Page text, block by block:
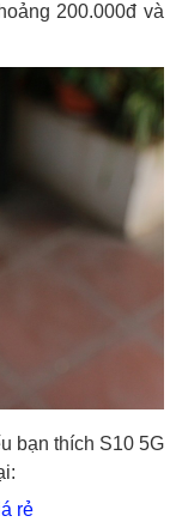
200.000đ và
bạn thích S10 5G
rẻ